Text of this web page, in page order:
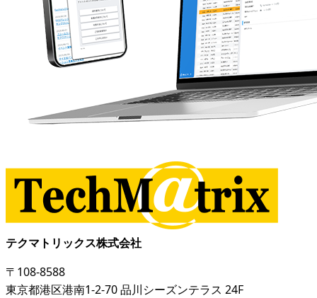
テクマトリックス株式会社
〒108-8588
東京都港区港南1-2-70 品川シーズンテラス 24F